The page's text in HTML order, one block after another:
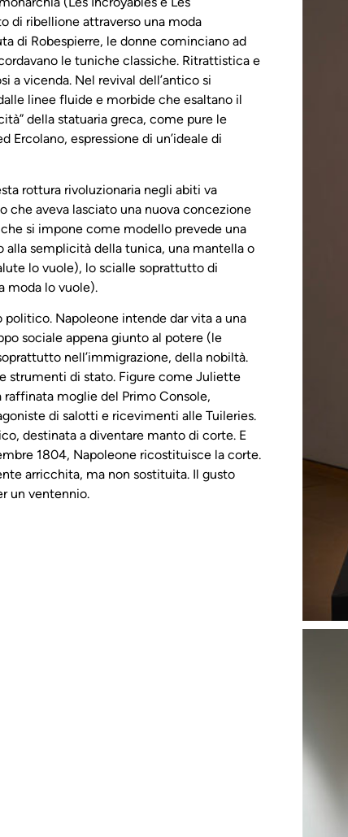
di ribellione attraverso una moda
di Robespierre, le donne cominciano ad
le tuniche classiche. Ritrattistica e
a vicenda. Nel revival dell’antico si
linee fluide e morbide che esaltano il
della statuaria greca, come pure le
Ercolano, espressione di un’ideale di
rottura rivoluzionaria negli abiti va
che aveva lasciato una nuova concezione
si impone come modello prevede una
alla semplicità della tunica, una mantella o
lo vuole), lo scialle soprattutto di
moda lo vuole).
Napoleone intende dar vita a una
sociale appena giunto al potere (le
nell’immigrazione, della nobiltà.
strumenti di stato. Figure come Juliette
raffinata moglie del Primo Console,
di salotti e ricevimenti alle Tuileries.
destinata a diventare manto di corte. E
1804, Napoleone ricostituisce la corte.
arricchita, ma non sostituita. Il gusto
un ventennio.